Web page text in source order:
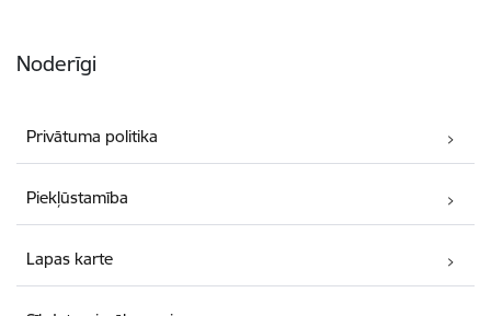
Noderīgi
Privātuma politika
Piekļūstamība
Lapas karte